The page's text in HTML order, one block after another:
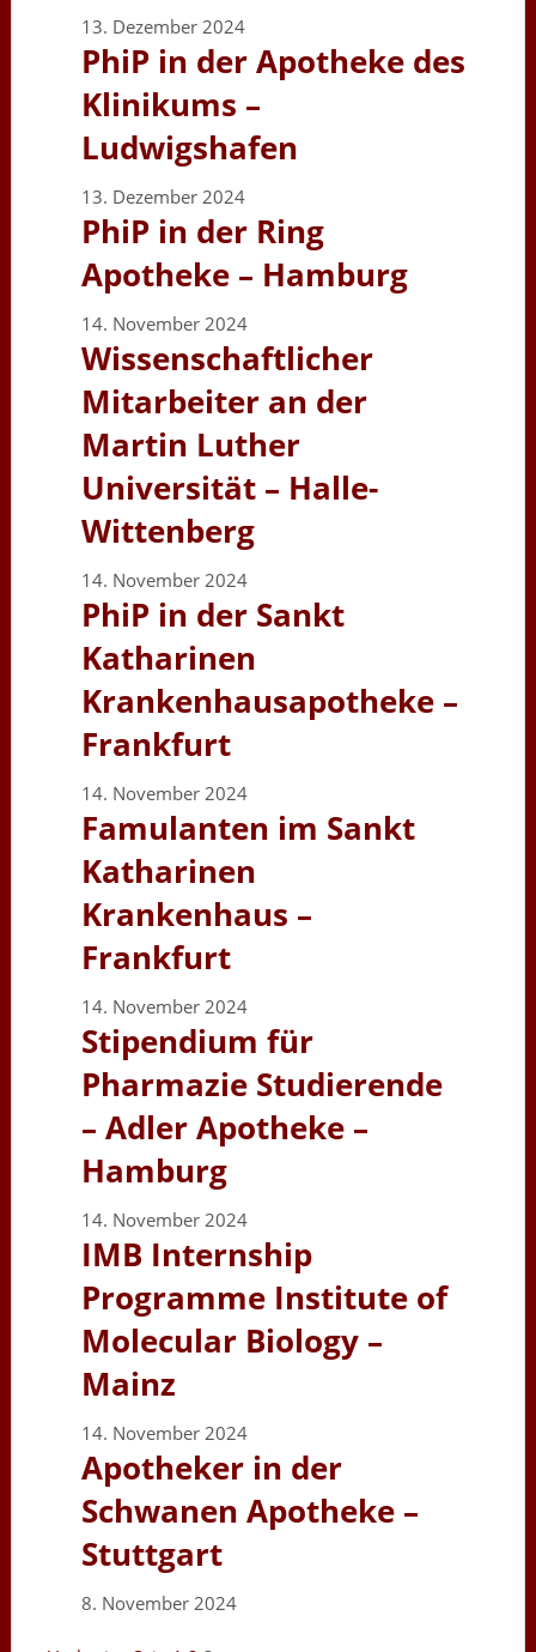
13. Dezember 2024
PhiP in der Apotheke des
Klinikums –
Ludwigshafen
13. Dezember 2024
PhiP in der Ring
Apotheke – Hamburg
14. November 2024
Wissenschaftlicher
Mitarbeiter an der
Martin Luther
Universität – Halle-
Wittenberg
14. November 2024
PhiP in der Sankt
Katharinen
Krankenhausapotheke –
Frankfurt
14. November 2024
Famulanten im Sankt
Katharinen
Krankenhaus –
Frankfurt
14. November 2024
Stipendium für
Pharmazie Studierende
– Adler Apotheke –
Hamburg
14. November 2024
IMB Internship
Programme Institute of
Molecular Biology –
Mainz
14. November 2024
Apotheker in der
Schwanen Apotheke –
Stuttgart
8. November 2024